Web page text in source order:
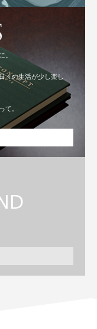
。
々の生活が少し楽し
て。